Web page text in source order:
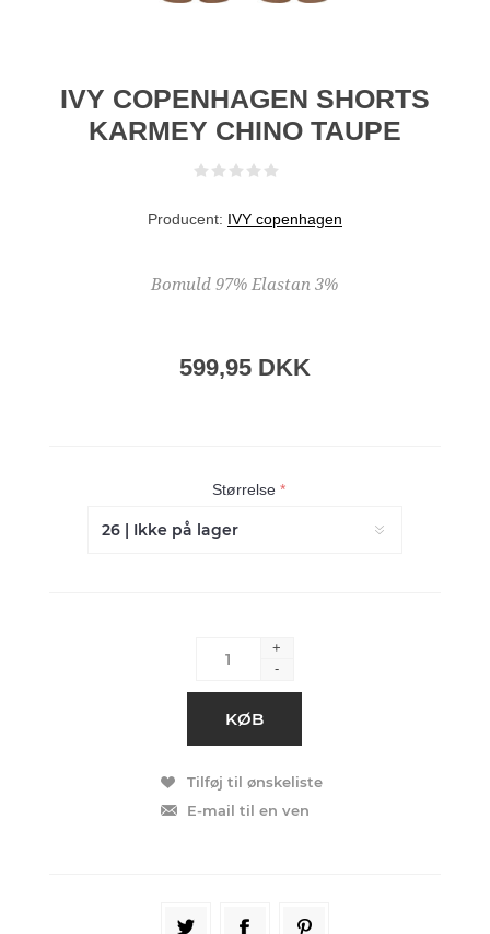
IVY COPENHAGEN SHORTS
KARMEY CHINO TAUPE
Producent: IVY copenhagen
Bomuld 97% Elastan 3%
599,95 DKK
Størrelse*
+
-